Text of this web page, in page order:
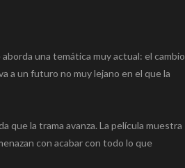
una temática muy actual: el cambio
a un futuro no muy lejano en el que la
que la trama avanza. La película muestra
con acabar con todo lo que